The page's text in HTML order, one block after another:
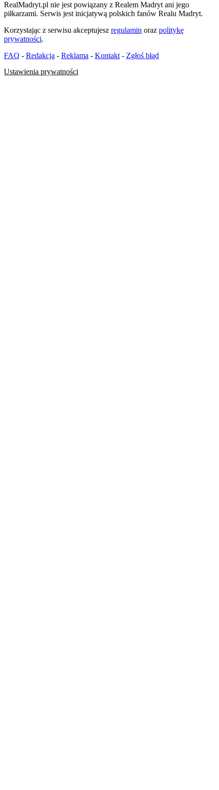
RealMadryt.pl nie jest powiązany z Realem Madryt ani jego
piłkarzami. Serwis jest inicjatywą polskich fanów Realu Madryt.
Korzystając z serwisu akceptujesz regulamin oraz politykę
prywatności.
FAQ - Redakcja - Reklama - Kontakt - Zgłoś błąd
Ustawienia prywatności